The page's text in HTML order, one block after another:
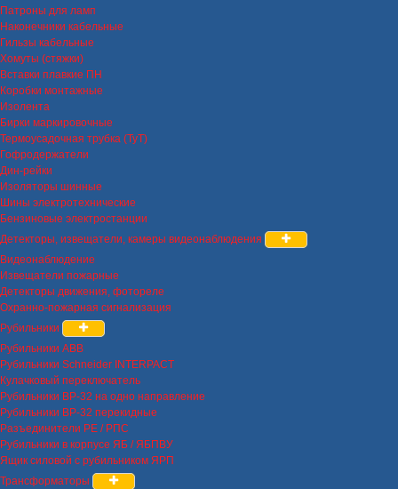
Патроны для ламп
Наконечники кабельные
Гильзы кабельные
Хомуты (стяжки)
Вставки плавкие ПН
Коробки монтажные
Изолента
Бирки маркировочные
Термоусадочная трубка (ТуТ)
Гофродержатели
Дин-рейки
Изоляторы шинные
Шины электротехнические
Бензиновые электростанции
Детекторы, извещатели, камеры видеонаблюдения
Видеонаблюдение
Извещатели пожарные
Детекторы движения, фотореле
Охранно-пожарная сигнализация
Рубильники
Рубильники ABB
Рубильники Schneider INTERPACT
Кулачковый переключатель
Рубильники ВР-32 на одно направление
Рубильники ВР-32 перекидные
Разъединители РЕ / РПС
Рубильники в корпусе ЯБ / ЯБПВУ
Ящик силовой с рубильником ЯРП
Трансформаторы